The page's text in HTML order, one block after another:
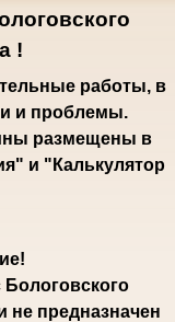
!
работы, в
и проблемы.
размещены в
и "Калькулятор
не предназначен